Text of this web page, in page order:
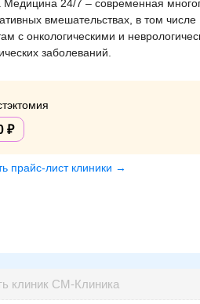
Медицина 24/7 – современная
вмешательствах, в том
с онкологическими и
заболеваний.
прайс-лист клиники →
клиник СМ-Клиника